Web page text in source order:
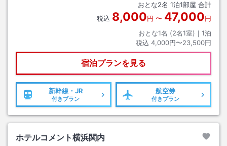
おとな2名 1泊1部屋 合計
税込 8,000円 〜 47,000円
おとな1名 (2名1室)｜ 1泊
税込 4,000円〜23,500円
宿泊プランを見る
新幹線・JR
付きプラン
航空券
付きプラン
ホテルコメント横浜関内